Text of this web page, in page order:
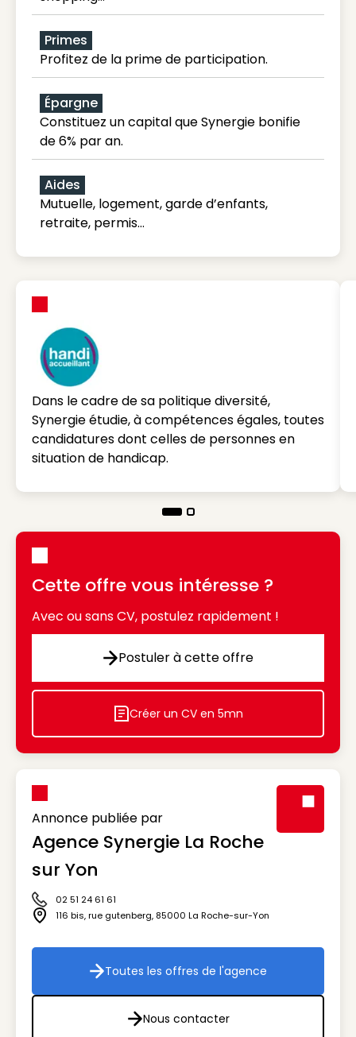
Primes
Profitez de la prime de participation.
Épargne
Constituez un capital que Synergie bonifie
de 6% par an.
Aides
Mutuelle, logement, garde d’enfants,
retraite, permis…
Dans le cadre de sa politique diversité,
Synergie étudie, à compétences égales, toutes
candidatures dont celles de personnes en
situation de handicap.
Cette offre vous intéresse ?
Avec ou sans CV, postulez rapidement !
Postuler à cette offre
Postuler à cette offre
Icon decorative
Créer un CV en 5mn
Annonce publiée par
Agence Synergie La Roche
sur Yon
Icône téléphone
02 51 24 61 61
Icône adresse
116 bis, rue gutenberg, 85000 La Roche-sur-Yon
Toutes les offres de l'agence
Toutes les offres de l'agence
Nous contacter
Nous contacter